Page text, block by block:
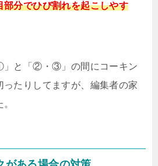
部分でひび割れを起こしやす
」と「②・③」の間にコーキン
ったりしてますが、編集者の家